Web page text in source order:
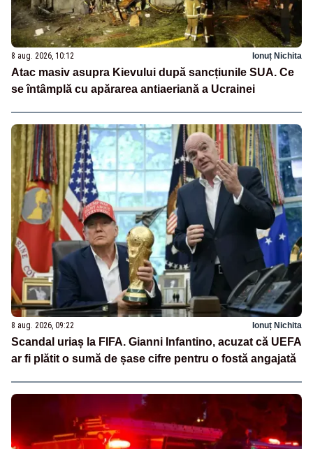
8 aug. 2026, 10:12 Ionuț Nichita
Atac masiv asupra Kievului după sancțiunile SUA. Ce
se întâmplă cu apărarea antiaeriană a Ucrainei
8 aug. 2026, 09:22 Ionuț Nichita
Scandal uriaș la FIFA. Gianni Infantino, acuzat că UEFA
ar fi plătit o sumă de șase cifre pentru o fostă angajată